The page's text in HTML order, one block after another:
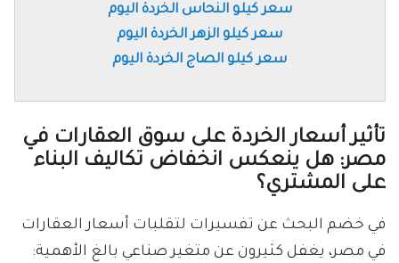
سعر كيلو النحاس الخردة اليوم
سعر كيلو الزهر الخردة اليوم
سعر كيلو الصاج الخردة اليوم
تأثير أسعار الخردة على سوق العقارات في
مصر: هل ينعكس انخفاض تكاليف البناء
على المشتري؟
في خضم البحث عن تفسيرات لتقلبات أسعار العقارات
في مصر، يغفل كثيرون عن متغير صناعي بالغ الأهمية: